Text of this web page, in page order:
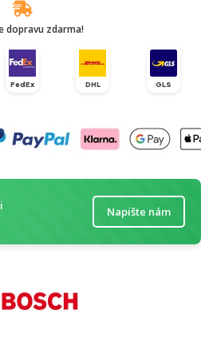
dopravu zdarma!
FedEx DHL GLS
Napište nám